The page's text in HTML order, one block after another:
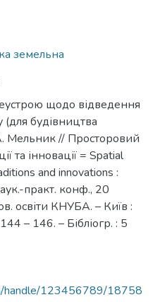
земельна
щодо відведення
(для будівництва
Мельник // Просторовий
та інновації = Spatial
and innovations :
практ. конф., 20
освіти КНУБА. – Київ :
– 146. – Бібліогр. : 5
handle/123456789/18758